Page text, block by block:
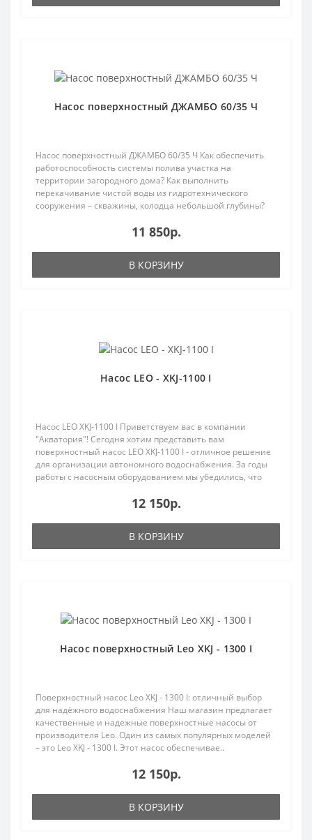
Насос поверхностный ДЖАМБО 60/35 Ч
Насос поверхностный ДЖАМБО 60/35 Ч Как обеспечить
работоспособность системы полива участка на
территории загородного дома? Как выполнить
перекачивание чистой воды из гидротехнического
сооружения – скважины, колодца небольшой глубины?
11 850р.
В КОРЗИНУ
Насос LEO - XKJ-1100 I
Насос LEO XKJ-1100 I Приветствуем вас в компании
"Акватория"! Сегодня хотим представить вам
поверхностный насос LEO XKJ-1100 I - отличное решение
для организации автономного водоснабжения. За годы
работы с насосным оборудованием мы убедились, что
12 150р.
В КОРЗИНУ
Насос поверхностный Leo XKJ - 1300 I
Поверхностный насос Leo XKJ - 1300 I: отличный выбор
для надёжного водоснабжения Наш магазин предлагает
качественные и надежные поверхностные насосы от
производителя Leo. Один из самых популярных моделей
– это Leo XKJ - 1300 I. Этот насос обеспечивае..
12 150р.
В КОРЗИНУ